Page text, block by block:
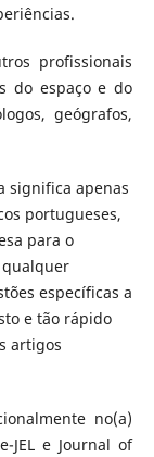
profissionais
do espaço e do
geógrafos,
significa apenas
portugueses,
para o
qualquer
específicas a
e tão rápido
artigos
no(a)
JEL e Journal of